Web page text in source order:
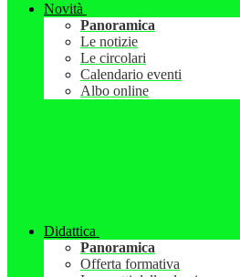
Novità
Panoramica
Le notizie
Le circolari
Calendario eventi
Albo online
Didattica
Panoramica
Offerta formativa